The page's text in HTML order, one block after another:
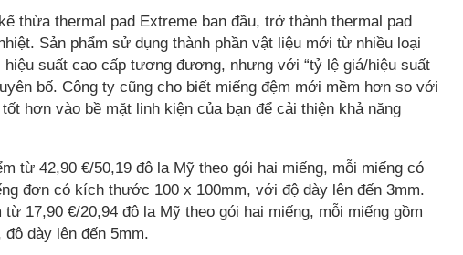
thừa thermal pad Extreme ban đầu, trở thành thermal pad
Sản phẩm sử dụng thành phần vật liệu mới từ nhiều loại
suất cao cấp tương đương, nhưng với “tỷ lệ giá/hiệu suất
bố. Công ty cũng cho biết miếng đệm mới mềm hơn so với
hơn vào bề mặt linh kiện của bạn để cải thiện khả năng
từ 42,90 €/50,19 đô la Mỹ theo gói hai miếng, mỗi miếng có
đơn có kích thước 100 x 100mm, với độ dày lên đến 3mm.
17,90 €/20,94 đô la Mỹ theo gói hai miếng, mỗi miếng gồm
dày lên đến 5mm.